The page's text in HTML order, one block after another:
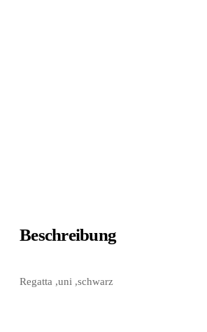
Beschreibung
Regatta ,uni ,schwarz